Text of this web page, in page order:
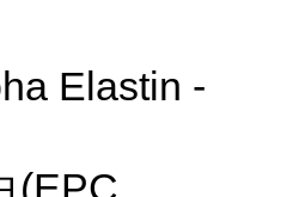
Elastin -
(EPC